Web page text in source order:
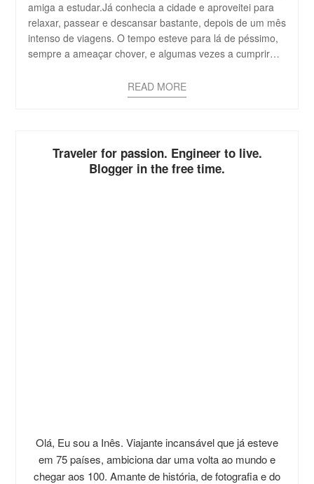
amiga a estudar.Já conhecia a cidade e aproveitei para
relaxar, passear e descansar bastante, depois de um mês
intenso de viagens. O tempo esteve para lá de péssimo,
sempre a ameaçar chover, e algumas vezes a cumprir…
READ MORE
Traveler for passion. Engineer to live.
Blogger in the free time.
Olá, Eu sou a Inês. Viajante incansável que já esteve
em 75 países, ambiciona dar uma volta ao mundo e
chegar aos 100. Amante de história, de fotografia e do